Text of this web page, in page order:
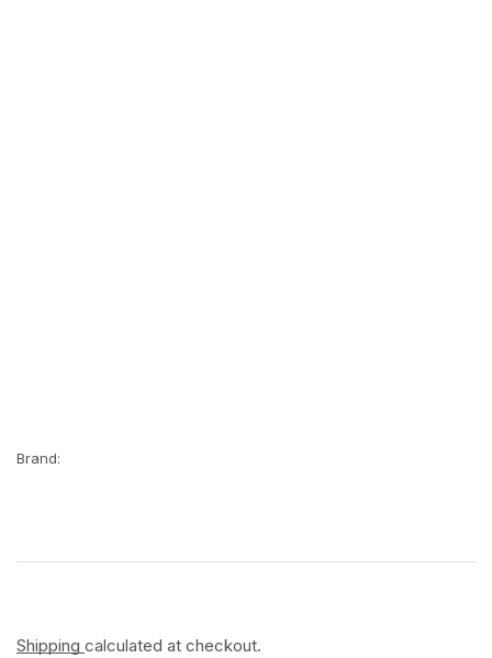
Brand:
Shipping calculated at checkout.